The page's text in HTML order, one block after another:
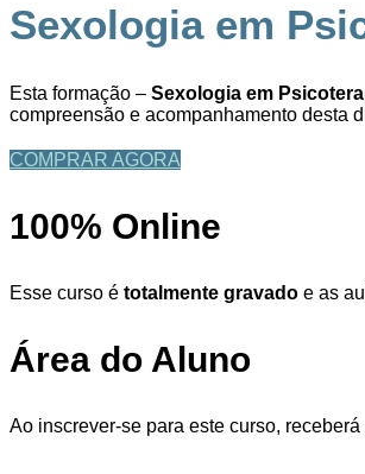
Sexologia em
Esta formação – Sexologia em
compreensão e acompanhamento desta
COMPRAR AGORA
100% Online
Esse curso é totalmente gravado e as
Área do Aluno
Ao inscrever-se para este curso,